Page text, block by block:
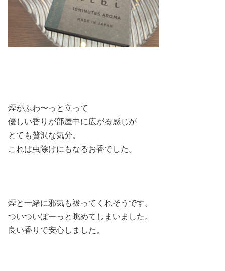
煙がふわ〜っと立って
優しい香りが部屋中に広がる感じが
とても贅沢な気分。
これは虫除けにもなるお香でした。
煙と一緒に邪気も祓ってくれそうです。
ついついぼーっと眺めてしまいました。
良い香りで安心しました。